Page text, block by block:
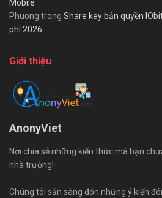
Mobile
Phuong trong Share key bản quyền
phí 2026
Giới thiệu
AnonyViet
Nơi chia sẻ những kiến thức mà bạn
nhà trường!
Chúng tôi sẵn sàng đón những ý kiến